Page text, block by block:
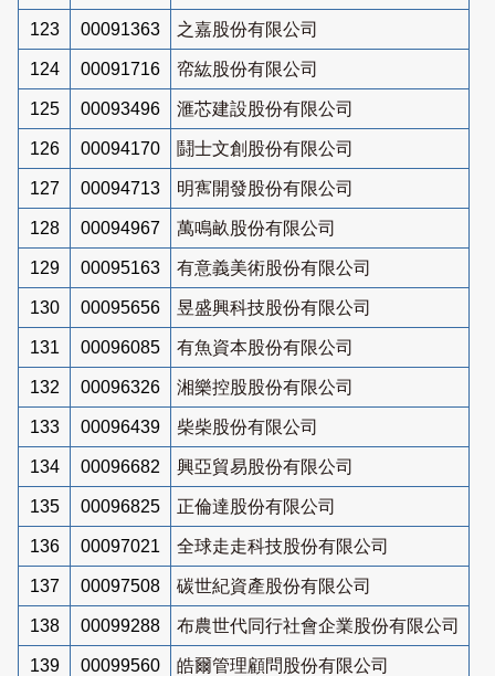
123 00091363 之嘉股份有限公司
124 00091716 帟紘股份有限公司
125 00093496 滙芯建設股份有限公司
126 00094170 鬪士文創股份有限公司
127 00094713 明寯開發股份有限公司
128 00094967 萬鳴畝股份有限公司
129 00095163 有意義美術股份有限公司
130 00095656 昱盛興科技股份有限公司
131 00096085 有魚資本股份有限公司
132 00096326 湘樂控股股份有限公司
133 00096439 柴柴股份有限公司
134 00096682 興亞貿易股份有限公司
135 00096825 正倫達股份有限公司
136 00097021 全球走走科技股份有限公司
137 00097508 碳世紀資產股份有限公司
138 00099288 布農世代同行社會企業股份有限公司
139 00099560 皓爾管理顧問股份有限公司